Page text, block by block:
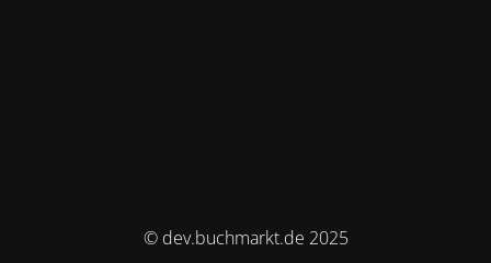
© dev.buchmarkt.de 2025